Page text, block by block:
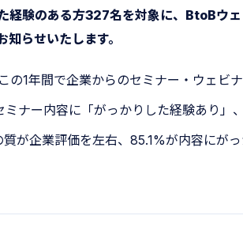
経験のある方327名を対象に、BtoBウ
らせいたします。
の1年間で企業からのセミナー・ウェビ
ナー内容に「がっかりした経験あり」
が企業評価を左右、85.1%が内容にが